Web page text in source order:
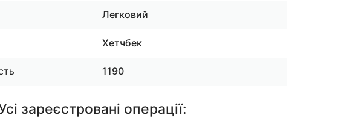
Легковий
Хетчбек
1190
зареєстровані операції: